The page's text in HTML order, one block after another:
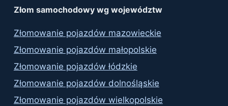
Złom samochodowy wg województw
Złomowanie pojazdów mazowieckie
Złomowanie pojazdów małopolskie
Złomowanie pojazdów łódzkie
Złomowanie pojazdów dolnośląskie
Złomowanie pojazdów wielkopolskie